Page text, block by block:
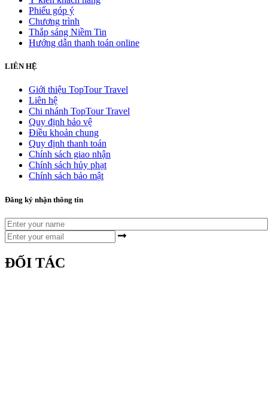
Phiếu góp ý
Chương trình
Thắp sáng Niềm Tin
Hướng dẫn thanh toán online
LIÊN HỆ
Giới thiệu TopTour Travel
Liên hệ
Chi nhánh TopTour Travel
Quy định bảo vệ
Điều khoản chung
Quy định thanh toán
Chính sách giao nhận
Chính sách hủy phạt
Chính sách bảo mật
Đăng ký nhận thông tin
ĐỐI TÁC